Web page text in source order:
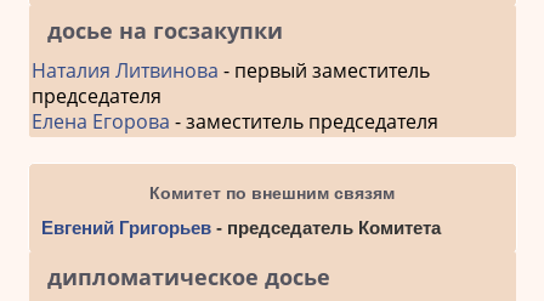
досье на госзакупки
Наталия Литвинова - первый заместитель
председателя
Елена Егорова - заместитель председателя
Комитет по внешним связям
Евгений Григорьев- председатель Комитета
дипломатическое досье